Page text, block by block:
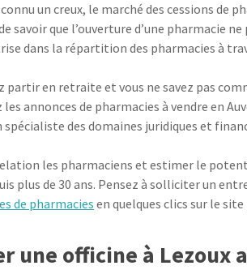
un creux, le marché des cessions de
savoir que l’ouverture d’une pharmacie
dans la répartition des pharmacies à
partir en retraite et vous ne savez pas
annonces de pharmacies à vendre en
spécialiste des domaines juridiques et
les pharmaciens et estimer le
plus de 30 ans. Pensez à solliciter un
de pharmaciesen quelques clics sur le site
une officine à Lezoux